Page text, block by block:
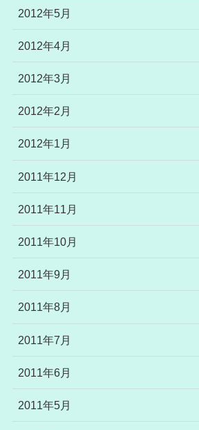
2012年5月
2012年4月
2012年3月
2012年2月
2012年1月
2011年12月
2011年11月
2011年10月
2011年9月
2011年8月
2011年7月
2011年6月
2011年5月